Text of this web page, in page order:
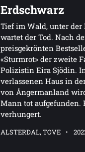
Erdschwarz
Tief im Wald, unter der
wartet der Tod. Nach
preisgekrönten
«Sturmrot» der zweite
Polizistin Eira Sjödin.
verlassenen Haus in
von Ångermanland
Mann tot aufgefunden.
verhungert.
ALSTERDAL, TOVE